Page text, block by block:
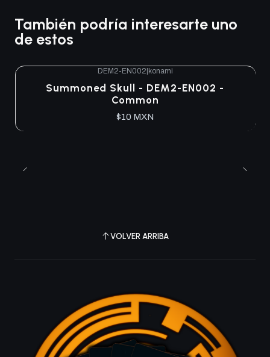
También podría interesarte uno
de estos
DEM2-EN002 konami
Summoned Skull - DEM2-EN002 -
Common
$10 MXN
VOLVER ARRIBA